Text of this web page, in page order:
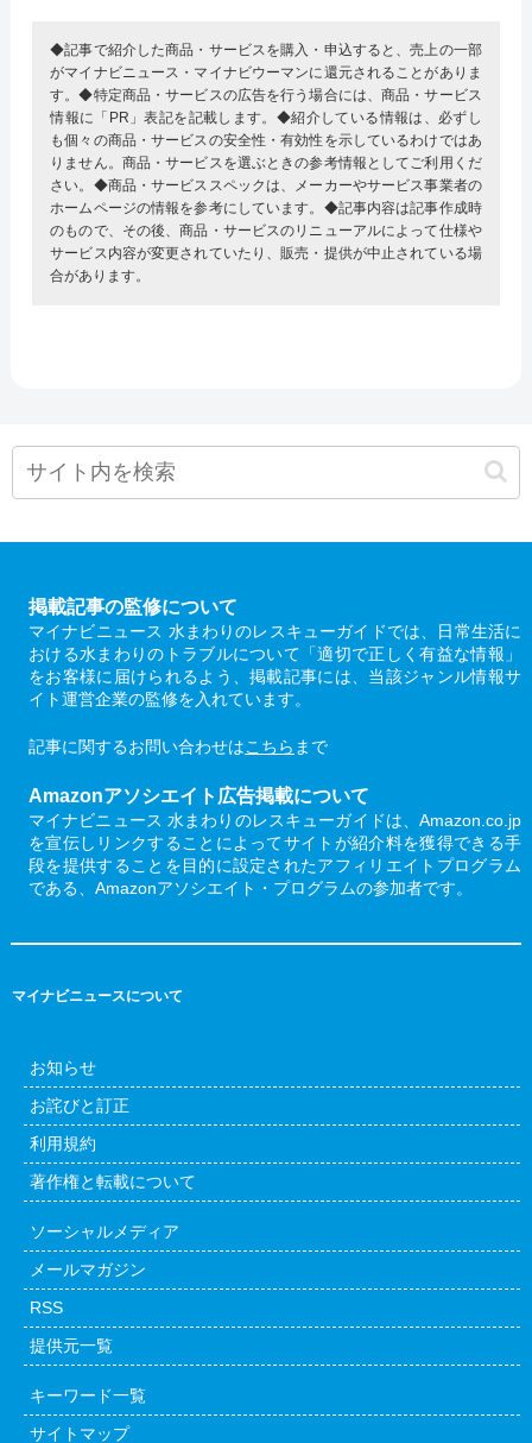
◆記事で紹介した商品・サービスを購入・申込すると、売上の一部
がマイナビニュース・マイナビウーマンに還元されることがありま
す。◆特定商品・サービスの広告を行う場合には、商品・サービス
情報に「PR」表記を記載します。◆紹介している情報は、必ずし
も個々の商品・サービスの安全性・有効性を示しているわけではあ
りません。商品・サービスを選ぶときの参考情報としてご利用くだ
さい。◆商品・サービススペックは、メーカーやサービス事業者の
ホームページの情報を参考にしています。◆記事内容は記事作成時
のもので、その後、商品・サービスのリニューアルによって仕様や
サービス内容が変更されていたり、販売・提供が中止されている場
合があります。
掲載記事の監修について
マイナビニュース 水まわりのレスキューガイドでは、日常生活に
おける水まわりのトラブルについて「適切で正しく有益な情報」
をお客様に届けられるよう、掲載記事には、当該ジャンル情報サ
イト運営企業の監修を入れています。
記事に関するお問い合わせはこちら まで
Amazonアソシエイト広告掲載について
マイナビニュース 水まわりのレスキューガイドは、Amazon.co.jp
を宣伝しリンクすることによってサイトが紹介料を獲得できる手
段を提供することを目的に設定されたアフィリエイトプログラム
である、Amazonアソシエイト・プログラムの参加者です。
マイナビニュースについて
お知らせ
お詫びと訂正
利用規約
著作権と転載について
ソーシャルメディア
メールマガジン
RSS
提供元一覧
キーワード一覧
サイトマップ